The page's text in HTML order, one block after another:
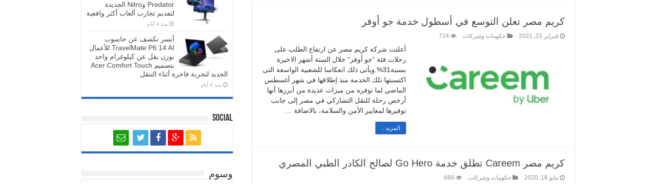
كريم مصر تعلن التوسع في أسطول خدمة جو أوفر
فبراير 23, 2021 حكومات وشركات 724
أعلنت شركة كريم مصر عن ارتفاع الطلب على
رحلات فئة “جو أوفر” خلال الستة أشهر الاخيرة
بنسبة31%.ويأتى ذلك انعكاسا للشعبية الواسعة التى
اكتسبتها تلك الخدمة منذ إطلاقها في شهر أغسطس
الماضي لما توفره من ميزات عديدة من أبرزها أنها
أرخص رحلة للنقل التشاركي في مصر إلى جانب
توفيرها لمعايير الأمن والسلامة، بالاضافة …
المزيد ..
كريم مصر Careem تطلق خدمة Go Hero لصالح الكادر الطبي المصري
مايو 18, 2020 حكومات وشركات 666
Predator وNitro الجديدة
لتقديم تجارب ألعاب أكثر واقعية
منذ 4 أيام
آيسر تكشف عن حاسوب
TravelMate P6 14 AI للأعمال
بوزن يقل عن كيلوغرام واحد
بتصميم Acer Comfort Touch
الجديد لتجربة فاخرة أثناء التنقل
منذ 4 أيام
Social
وسوم